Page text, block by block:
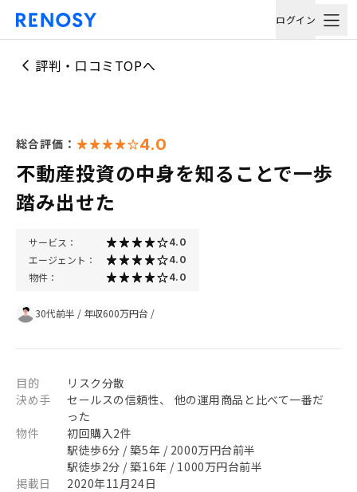
ログイン
評判・口コミTOPへ
総合評価： 4.0
不動産投資の中身を知ることで一歩
踏み出せた
サービス： 4.0
エージェント： 4.0
物件： 4.0
30代前半 / 年収600万円台 /
目的
リスク分散
決め手
セールスの信頼性、 他の運用商品と比べて一番だ
った
物件
初回購入2件
駅徒歩6分 / 築5年 / 2000万円台前半
駅徒歩2分 / 築16年 / 1000万円台前半
掲載日
2020年11月24日